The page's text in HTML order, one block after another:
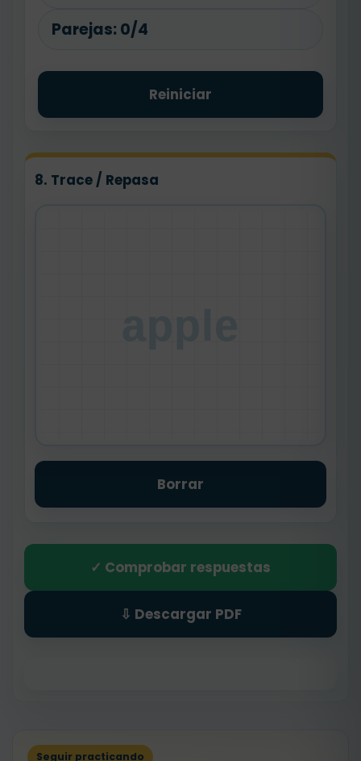
Parejas: 0/4
Reiniciar
8. Trace / Repasa
Borrar
✓ Comprobar respuestas
⇩ Descargar PDF
Seguir practicando